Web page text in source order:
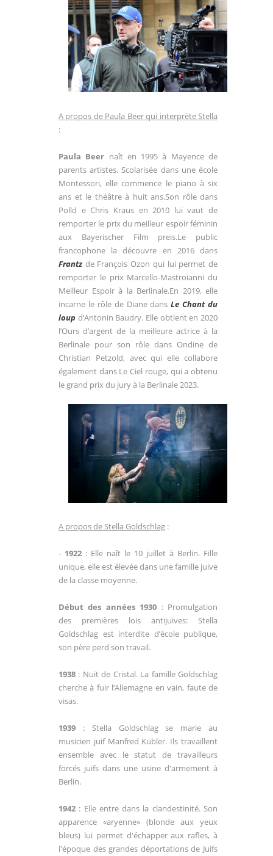
A propos de Paula Beer qui interprète Stella
:
Paula Beer naît en 1995 à Mayence de
parents artistes. Scolarisée dans une école
Montessori, elle commence le piano à six
ans et le théâtre à huit ans.Son rôle dans
Polld e Chris Kraus en 2010 lui vaut de
remporter le prix du meilleur espoir féminin
aux Bayerischer Film preis.Le public
francophone la découvre en 2016 dans
Frantz de François Ozon qui lui permet de
remporter le prix Marcello-Mastroianni du
Meilleur Espoir à la Berlinale.En 2019, elle
incarne le rôle de Diane dansLe Chant du
loup d’Antonin Baudry. Elle obtient en 2020
l’Ours d’argent de la meilleure actrice à la
Berlinale pour son rôle dans Ondine de
Christian Petzold, avec qui elle collabore
également dans Le Ciel rouge, qui a obtenu
le grand prix du jury à la Berlinale 2023.
A propos deStella Goldschlag :
- 1922 : Elle naît le 10 juillet à Berlin. Fille
unique, elle est élevée dans une famille juive
de la classe moyenne.
Début des années 1930 : Promulgation
des premières lois antijuives: Stella
Goldschlag est interdite d’école publique,
son père perd son travail.
1938 : Nuit de Cristal. La famille Goldschlag
cherche à fuir l’Allemagne en vain, faute de
visas.
1939 : Stella Goldschlag se marie au
musicien juif Manfred Kübler. Ils travaillent
ensemble avec le statut de travailleurs
forcés juifs dans une usine d'armement à
Berlin.
1942 : Elle entre dans la clandestinité. Son
apparence «aryenne» (blonde aux yeux
bleus) lui permet d'échapper aux rafles, à
l'époque des grandes déportations de Juifs